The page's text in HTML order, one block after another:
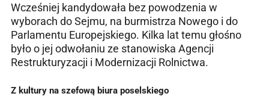
Wcześniej kandydowała bez powodzenia w
wyborach do Sejmu, na burmistrza Nowego i do
Parlamentu Europejskiego. Kilka lat temu głośno
było o jej odwołaniu ze stanowiska Agencji
Restrukturyzacji i Modernizacji Rolnictwa.
Z kultury na szefową biura poselskiego